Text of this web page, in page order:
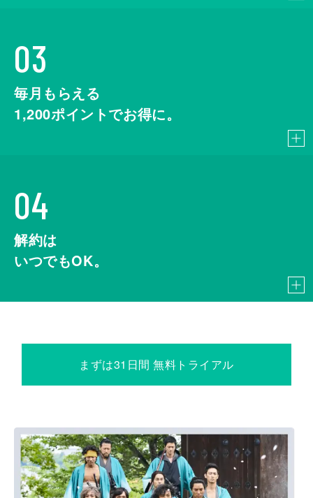
03
毎月もらえる
1,200ポイントでお得に。
04
解約は
いつでもOK。
まずは31日間 無料トライアル